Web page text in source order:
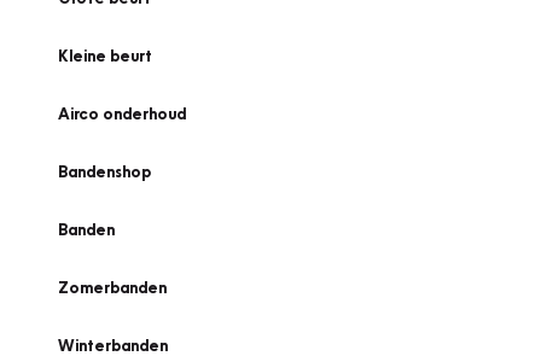
Kleine beurt
Airco onderhoud
Bandenshop
Banden
Zomerbanden
Winterbanden